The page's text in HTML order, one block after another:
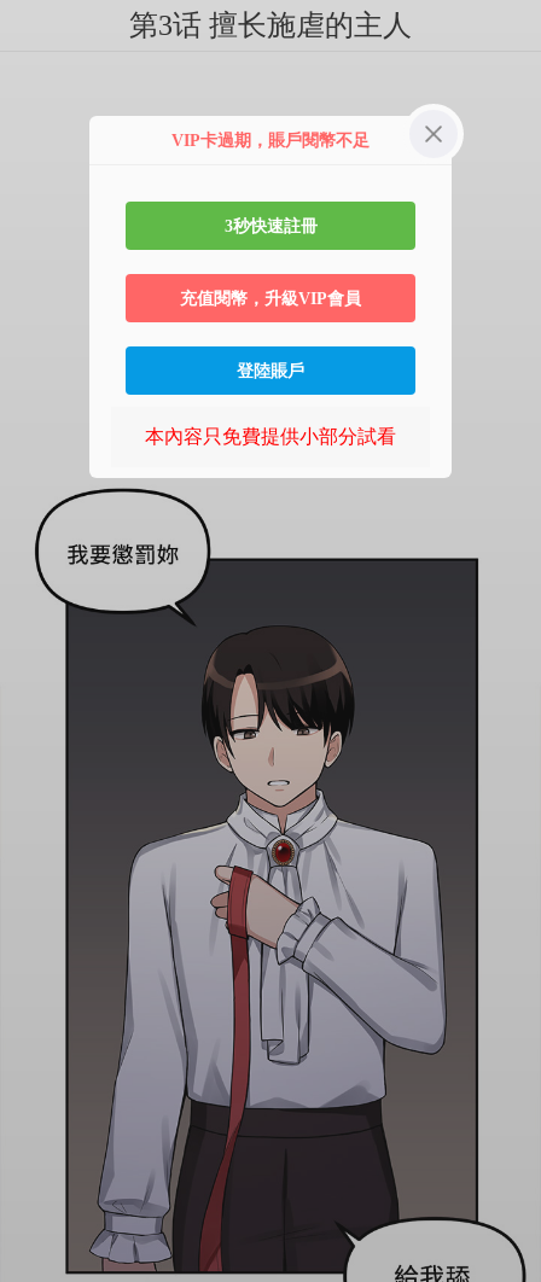
第3话 擅长施虐的主人
VIP卡過期，賬戶閱幣不足
3秒快速註冊
充值閱幣，升級VIP會員
登陸賬戶
本內容只免費提供小部分試看